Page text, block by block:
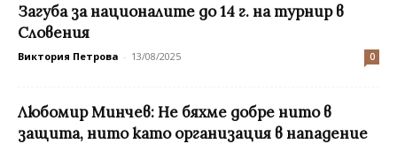
Загуба за националите до 14 г. на турнир в
Словения
Виктория Петрова - 13/08/2025 0
Любомир Минчев: Не бяхме добре нито в
защита, нито като организация в нападение